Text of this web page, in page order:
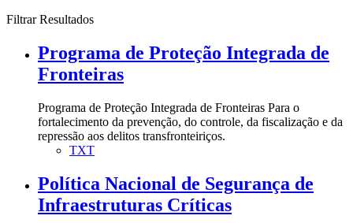
Filtrar Resultados
Programa de Proteção Integrada de
Fronteiras
Programa de Proteção Integrada de Fronteiras Para o
fortalecimento da prevenção, do controle, da fiscalização e da
repressão aos delitos transfronteiriços.
TXT
Política Nacional de Segurança de
Infraestruturas Críticas